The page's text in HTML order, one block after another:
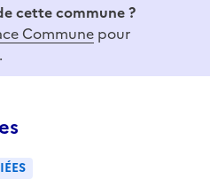
cette commune ?
Commune pour